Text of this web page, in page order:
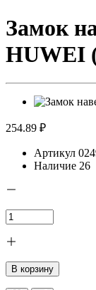
Замок
HUWEI
254.89 ₽
Артикул
Наличие 26
В корзину